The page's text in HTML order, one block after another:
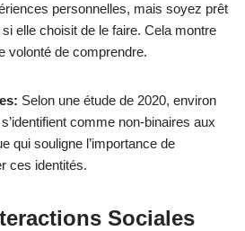
personnelles, mais soyez prêt
elle choisit de le faire. Cela montre
volonté de comprendre.
Selon une étude de 2020, environ
comme non-binaires aux
qui souligne l’importance de
ces identités.
Sociales